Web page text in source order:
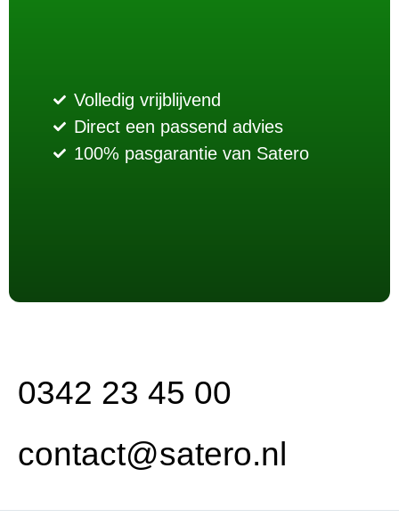
Volledig vrijblijvend
Direct een passend advies
100% pasgarantie van Satero
0342 23 45 00
contact@satero.nl